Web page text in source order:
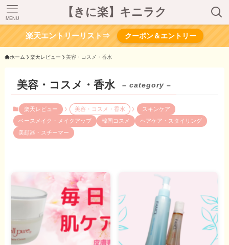
【きに楽】キニラク
MENU
楽天エントリーリスト⇒ クーポン＆エントリー
ホーム 楽天レビュー 美容・コスメ・香水
美容・コスメ・香水 – category –
楽天レビュー 美容・コスメ・香水
スキンケア
ベースメイク・メイクアップ
韓国コスメ
ヘアケア・スタイリング
美顔器・スチーマー